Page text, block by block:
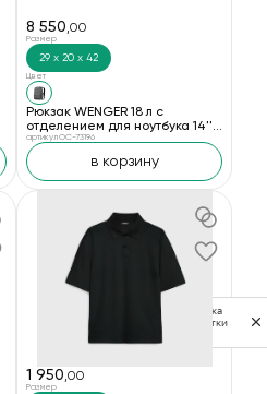
8 550,00
Размер
29 х 20 х 42
Цвет
Рюкзак WENGER 18 л с
отделением для ноутбука 14''
и с водоотталкивающим
покрытием, серый
артикул OC-73196
в корзину
1 950,00
Размер
Политика
обработки